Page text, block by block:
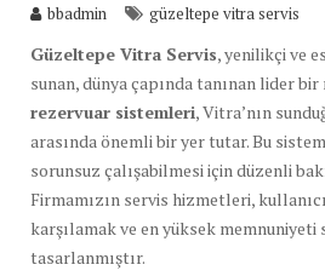
bbadmin güzeltepe vitra servis
Güzeltepe Vitra Servis, yenilikçi ve
sunan, dünya çapında tanınan lider bir
rezervuar sistemleri, Vitra’nın
arasında önemli bir yer tutar. Bu
sorunsuz çalışabilmesi için düzenli
Firmamızın servis hizmetleri,
karşılamak ve en yüksek memnuniyeti
tasarlanmıştır.